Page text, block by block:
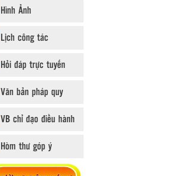
Hình Ảnh
Lịch công tác
Hỏi đáp trực tuyến
Văn bản pháp quy
VB chỉ đạo điều hành
Hòm thư góp ý